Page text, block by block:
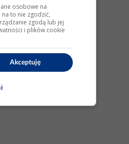
zatwierdzać
wprowadzeniu...
osobowe na
to nie zgodzić,
zgodą lub jej
i plików cookie
Akceptuję